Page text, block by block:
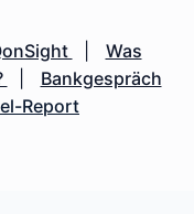
Was
Bankgespräch
Report